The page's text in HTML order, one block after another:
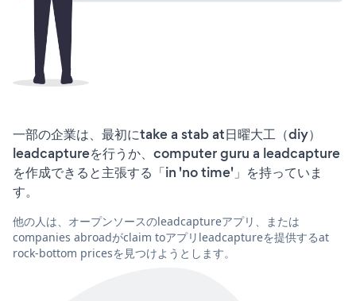
一部の企業は、最初にtake a stab at日曜大工（diy）
leadcaptureを行うか、computer guru a leadcapture
を作成できると主張する「in 'no time'」を持っていま
す。
他の人は、オープンソースのleadcaptureアプリ、または
companies abroadがclaim toアプリleadcaptureを提供するat
rock-bottom pricesを見つけようとします。